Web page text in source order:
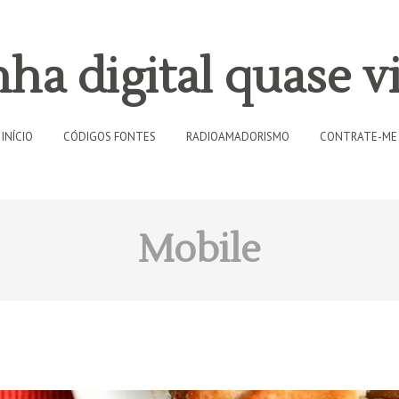
digital quase
INÍCIO CÓDIGOS FONTES RADIOAMADORISMO CONTRATE-ME
Mobile